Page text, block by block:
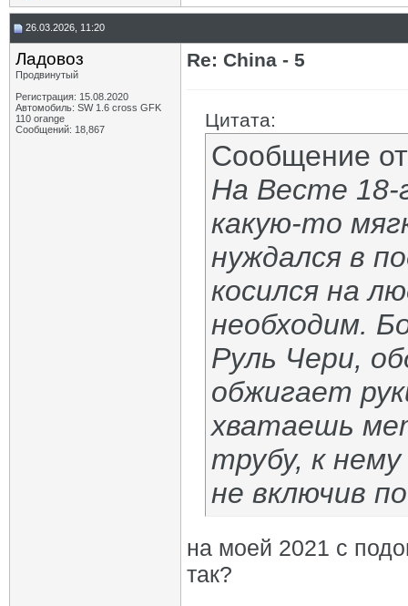
26.03.2026, 11:20
Ладовоз
Продвинутый
Регистрация: 15.08.2020
Автомобиль: SW 1.6 cross GFK
110 orange
Сообщений: 18,867
Re: China - 5
Цитата:
Сообщение
На Весте 18-
какую-то
нуждался в
косился на
необходим.
Руль Чери,
обжигает
хватаешь
трубу, к
не включив
на моей 2021 с
так?